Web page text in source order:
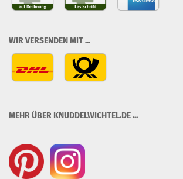
WIR VERSENDEN MIT ...
MEHR ÜBER KNUDDELWICHTEL.DE ...